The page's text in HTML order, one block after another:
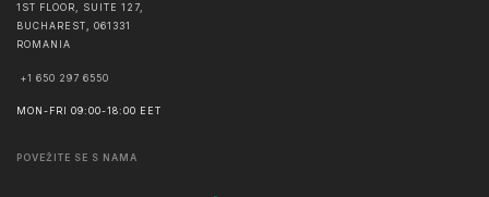
1ST FLOOR, SUITE 127,
BUCHAREST
061331
ROMANIA
+1 650 297 6550
MON-FRI 09:00-18:00 EET
POVEŽITE SE S NAMA